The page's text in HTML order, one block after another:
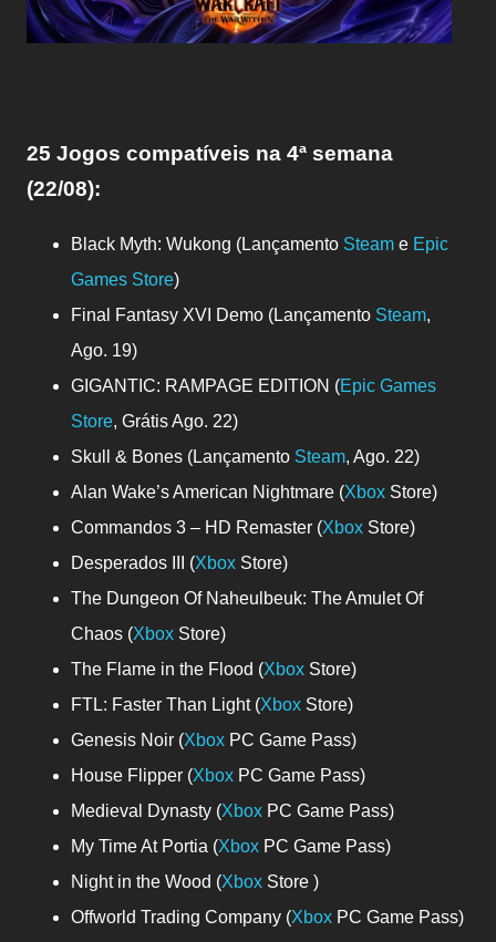
25 Jogos compatíveis na 4ª semana
(22/08):
Black Myth: Wukong (Lançamento Steam e Epic
Games Store)
Final Fantasy XVI Demo (Lançamento Steam,
Ago. 19)
GIGANTIC: RAMPAGE EDITION (Epic Games
Store, Grátis Ago. 22)
Skull & Bones (Lançamento Steam, Ago. 22)
Alan Wake’s American Nightmare (Xbox Store)
Commandos 3 – HD Remaster (Xbox Store)
Desperados III (Xbox Store)
The Dungeon Of Naheulbeuk: The Amulet Of
Chaos (Xbox Store)
The Flame in the Flood (Xbox Store)
FTL: Faster Than Light (Xbox Store)
Genesis Noir (Xbox PC Game Pass)
House Flipper (Xbox PC Game Pass)
Medieval Dynasty (Xbox PC Game Pass)
My Time At Portia (Xbox PC Game Pass)
Night in the Wood (Xbox Store )
Offworld Trading Company (Xbox PC Game Pass)